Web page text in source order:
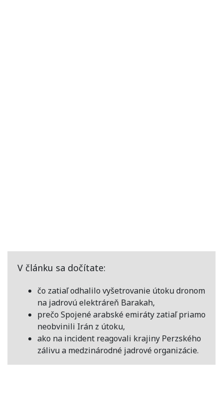
V článku sa dočítate:
čo zatiaľ odhalilo vyšetrovanie útoku dronom
na jadrovú elektráreň Barakah,
prečo Spojené arabské emiráty zatiaľ priamo
neobvinili Irán z útoku,
ako na incident reagovali krajiny Perzského
zálivu a medzinárodné jadrové organizácie.